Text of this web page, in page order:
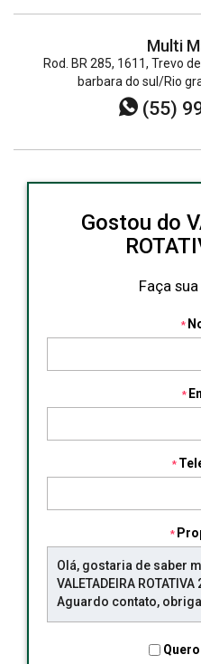
Multi
Rod. BR 285, 1611, Trevo
barbara do sul/Rio
(55)
Gostou do
Faça